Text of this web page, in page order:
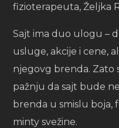
fizioterapeuta, Željka
Sajt ima duo ulogu –
usluge, akcije i cene,
njegovg brenda. Zato
pažnju da sajt bude
brenda u smislu boja,
minty svežine.